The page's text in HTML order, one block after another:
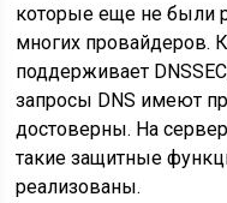
которые еще не были
многих провайдеров.
поддерживает
запросы DNS имеют
достоверны. На
такие защитные
реализованы.